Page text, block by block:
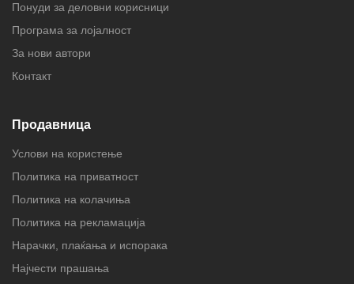
Понуди за деловни корисници
Програма за лојалност
За нови автори
Контакт
Продавница
Услови на користење
Политика на приватност
Политика на колачиња
Политика на рекламација
Нарачки, плаќања и испорака
Најчести прашања